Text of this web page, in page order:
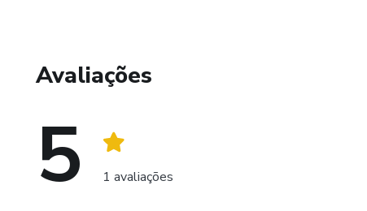
Avaliações
5 1 avaliações